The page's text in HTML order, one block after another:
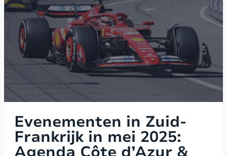
Evenementen in Zuid-
Frankrijk in mei 2025: